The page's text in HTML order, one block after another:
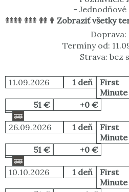
-
Zobraziť všetky
Doprava:
Termíny od:
Strava: bez
11.09.2026 1 deň
First
Minute
51 €
+0 €
26.09.2026 1 deň
First
Minute
51 €
+0 €
10.10.2026 1 deň
First
Minute